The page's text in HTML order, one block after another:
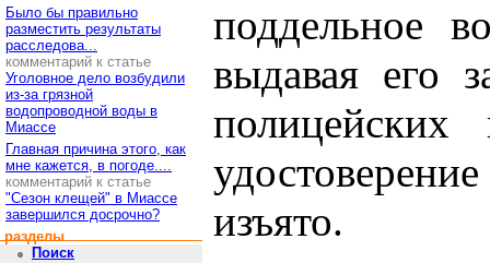
Было бы правильно
разместить результаты
расследова...
комментарий к статье
Уголовное дело возбудили
из-за грязной
водопроводной воды в
Миассе
Главная причина этого, как
мне кажется, в погоде....
комментарий к статье
"Сезон клещей" в Миассе
завершился досрочно?
разделы
Поиск
поддельное
выдавая его
полицейских
изъято.